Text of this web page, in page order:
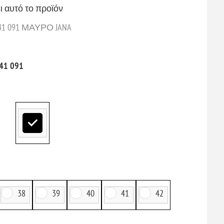
αυτό το προϊόν
091 ΜΑΥΡΟ JANA
091
38 39 40 41 42